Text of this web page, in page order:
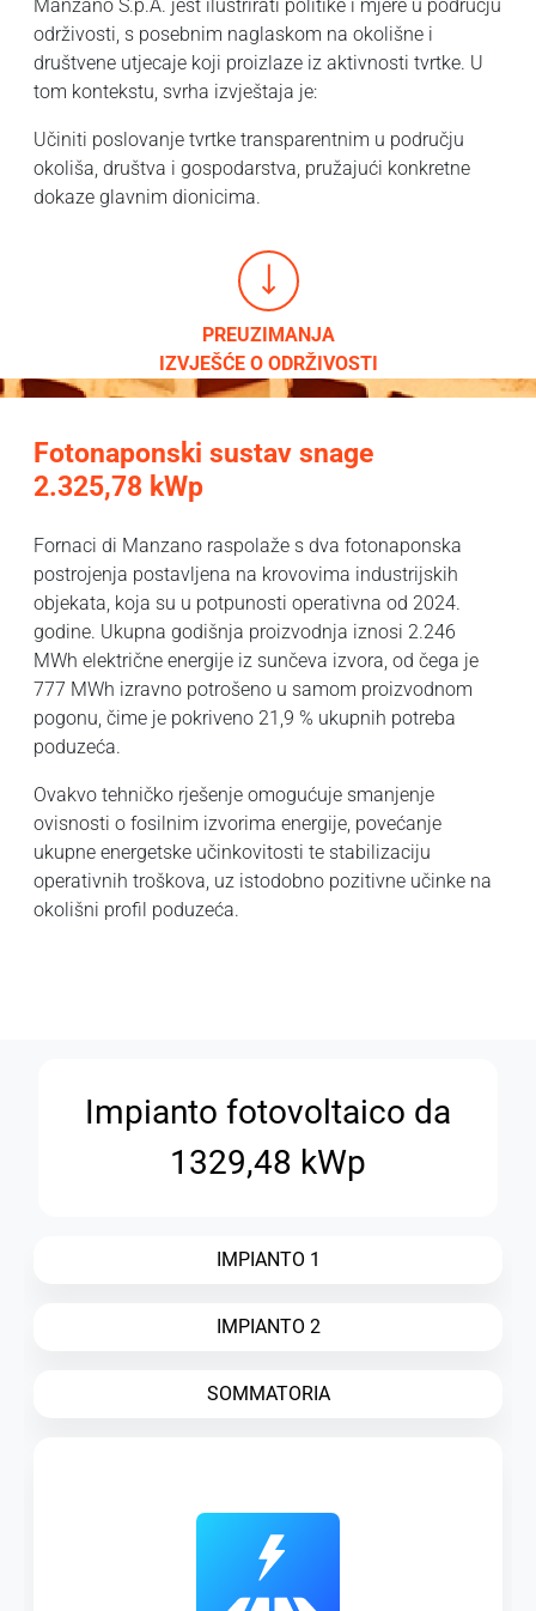
Manzano S.p.A. jest ilustrirati politike i mjere u području
održivosti, s posebnim naglaskom na okolišne i
društvene utjecaje koji proizlaze iz aktivnosti tvrtke. U
tom kontekstu, svrha izvještaja je:
Učiniti poslovanje tvrtke transparentnim u području
okoliša, društva i gospodarstva, pružajući konkretne
dokaze glavnim dionicima.
PREUZIMANJA
IZVJEŠĆE O ODRŽIVOSTI
Fotonaponski sustav snage
2.325,78 kWp
Fornaci di Manzano raspolaže s dva fotonaponska
postrojenja postavljena na krovovima industrijskih
objekata, koja su u potpunosti operativna od 2024.
godine. Ukupna godišnja proizvodnja iznosi 2.246
MWh električne energije iz sunčeva izvora, od čega je
777 MWh izravno potrošeno u samom proizvodnom
pogonu, čime je pokriveno 21,9 % ukupnih potreba
poduzeća.
Ovakvo tehničko rješenje omogućuje smanjenje
ovisnosti o fosilnim izvorima energije, povećanje
ukupne energetske učinkovitosti te stabilizaciju
operativnih troškova, uz istodobno pozitivne učinke na
okolišni profil poduzeća.